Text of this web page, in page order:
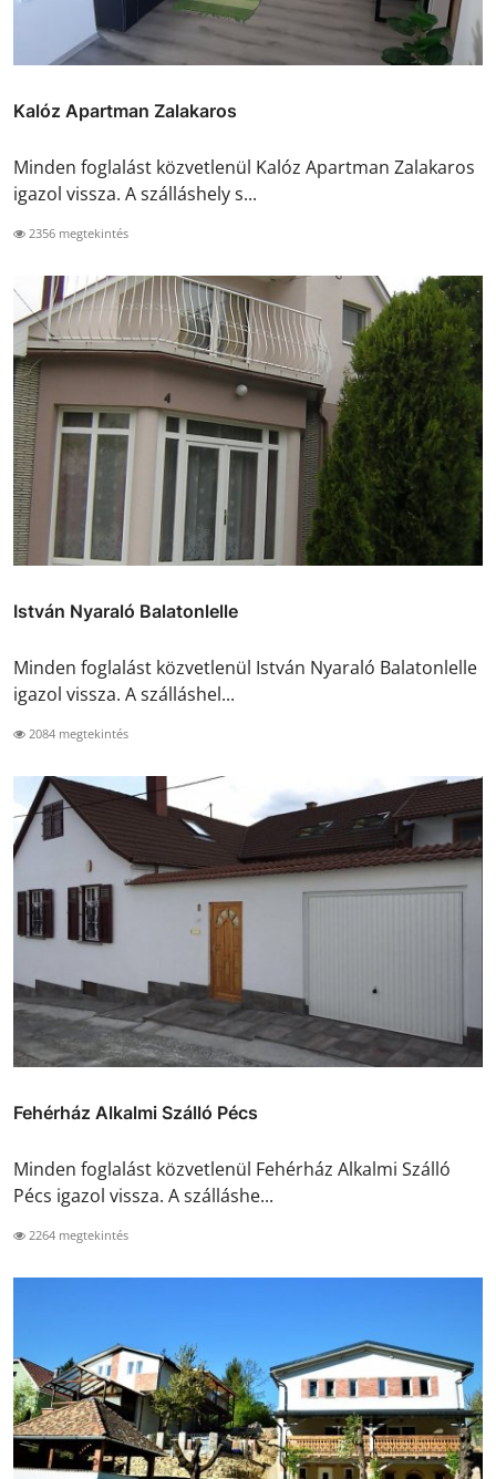
Kalóz Apartman Zalakaros
Minden foglalást közvetlenül Kalóz Apartman Zalakaros
igazol vissza. A szálláshely s...
2356 megtekintés
István Nyaraló Balatonlelle
Minden foglalást közvetlenül István Nyaraló Balatonlelle
igazol vissza. A szálláshel...
2084 megtekintés
Fehérház Alkalmi Szálló Pécs
Minden foglalást közvetlenül Fehérház Alkalmi Szálló
Pécs igazol vissza. A szálláshe...
2264 megtekintés